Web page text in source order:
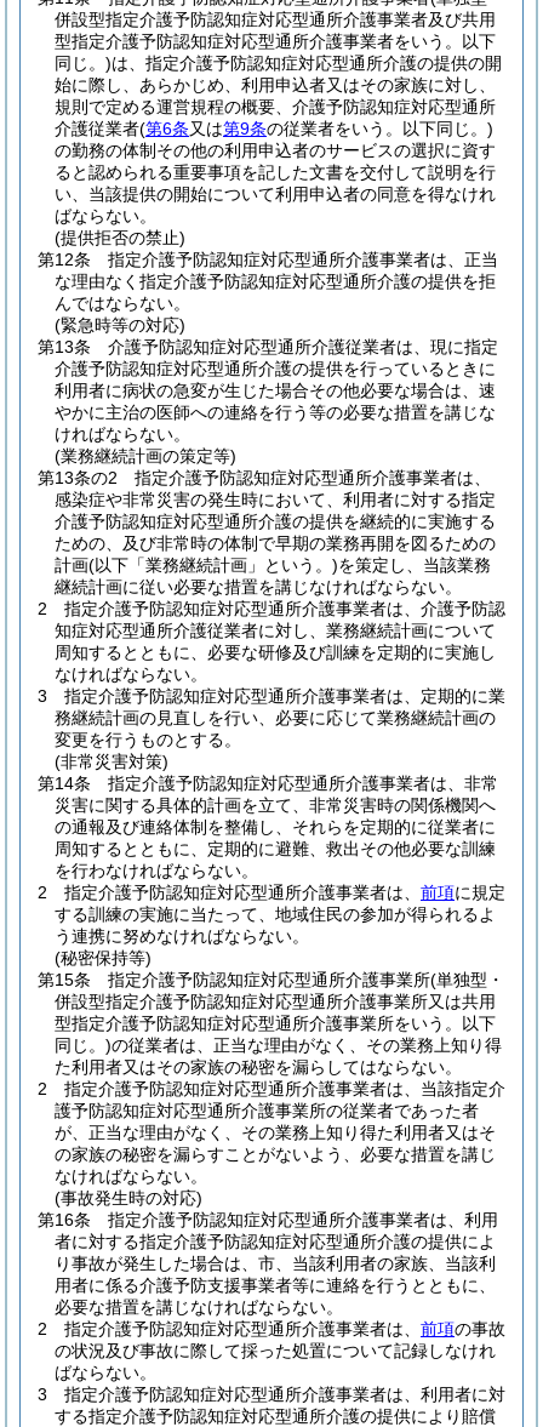
併設型指定介護予防認知症対応型通所介護事業者及び共用
型指定介護予防認知症対応型通所介護事業者をいう。以下
同じ。)は、指定介護予防認知症対応型通所介護の提供の開
始に際し、あらかじめ、利用申込者又はその家族に対し、
規則で定める運営規程の概要、介護予防認知症対応型通所
介護従業者(第6条又は第9条の従業者をいう。以下同じ。)
の勤務の体制その他の利用申込者のサービスの選択に資す
ると認められる重要事項を記した文書を交付して説明を行
い、当該提供の開始について利用申込者の同意を得なけれ
ばならない。
(提供拒否の禁止)
第12条
指定介護予防認知症対応型通所介護事業者は、正当
な理由なく指定介護予防認知症対応型通所介護の提供を拒
んではならない。
(緊急時等の対応)
第13条
介護予防認知症対応型通所介護従業者は、現に指定
介護予防認知症対応型通所介護の提供を行っているときに
利用者に病状の急変が生じた場合その他必要な場合は、速
やかに主治の医師への連絡を行う等の必要な措置を講じな
ければならない。
(業務継続計画の策定等)
第13条の2
指定介護予防認知症対応型通所介護事業者は、
感染症や非常災害の発生時において、利用者に対する指定
介護予防認知症対応型通所介護の提供を継続的に実施する
ための、及び非常時の体制で早期の業務再開を図るための
計画(以下「業務継続計画」という。)を策定し、当該業務
継続計画に従い必要な措置を講じなければならない。
2
指定介護予防認知症対応型通所介護事業者は、介護予防認
知症対応型通所介護従業者に対し、業務継続計画について
周知するとともに、必要な研修及び訓練を定期的に実施し
なければならない。
3
指定介護予防認知症対応型通所介護事業者は、定期的に業
務継続計画の見直しを行い、必要に応じて業務継続計画の
変更を行うものとする。
(非常災害対策)
第14条
指定介護予防認知症対応型通所介護事業者は、非常
災害に関する具体的計画を立て、非常災害時の関係機関へ
の通報及び連絡体制を整備し、それらを定期的に従業者に
周知するとともに、定期的に避難、救出その他必要な訓練
を行わなければならない。
2
指定介護予防認知症対応型通所介護事業者は、 前項に規定
する訓練の実施に当たって、地域住民の参加が得られるよ
う連携に努めなければならない。
(秘密保持等)
第15条
指定介護予防認知症対応型通所介護事業所(単独型・
併設型指定介護予防認知症対応型通所介護事業所又は共用
型指定介護予防認知症対応型通所介護事業所をいう。以下
同じ。)の従業者は、正当な理由がなく、その業務上知り得
た利用者又はその家族の秘密を漏らしてはならない。
2
指定介護予防認知症対応型通所介護事業者は、当該指定介
護予防認知症対応型通所介護事業所の従業者であった者
が、正当な理由がなく、その業務上知り得た利用者又はそ
の家族の秘密を漏らすことがないよう、必要な措置を講じ
なければならない。
(事故発生時の対応)
第16条
指定介護予防認知症対応型通所介護事業者は、利用
者に対する指定介護予防認知症対応型通所介護の提供によ
り事故が発生した場合は、市、当該利用者の家族、当該利
用者に係る介護予防支援事業者等に連絡を行うとともに、
必要な措置を講じなければならない。
2
指定介護予防認知症対応型通所介護事業者は、 前項の事故
の状況及び事故に際して採った処置について記録しなけれ
ばならない。
3
指定介護予防認知症対応型通所介護事業者は、利用者に対
する指定介護予防認知症対応型通所介護の提供により賠償